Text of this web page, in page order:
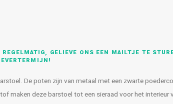
GELIEVE ONS EEN MAILTJE TE
De poten zijn van metaal met een zwarte
maken deze barstoel tot een sieraad voor het interieur